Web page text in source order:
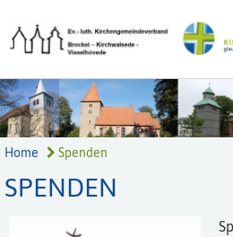
Home Spenden
SPENDEN